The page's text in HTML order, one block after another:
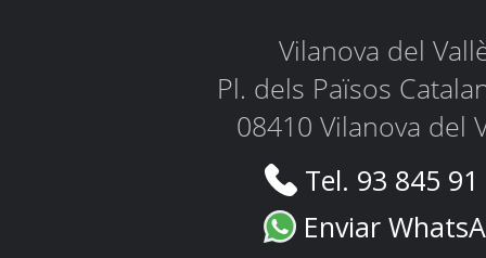
Vilanova del
Pl. dels Països
08410 Vilanova del
Tel. 93 845
Enviar